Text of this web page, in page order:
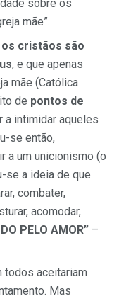
sobre os
mãe”.
cristãos são
, e que apenas
mãe (Católica
de pontos de
a intimidar aqueles
se então,
a um unicionismo (o
se a ideia de que
combater,
acomodar,
PELO AMOR” –
todos aceitariam
Mas